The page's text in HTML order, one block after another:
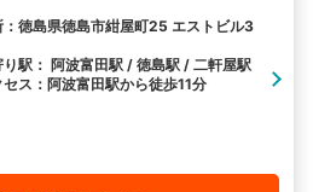
：徳島県徳島市紺屋町25 エストビル3
り駅： 阿波富田駅 / 徳島駅 / 二軒屋駅
セス：阿波富田駅から徒歩11分